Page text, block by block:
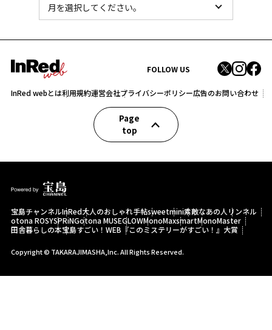
FOLLOW US
InRed webとは利用規約運営会社プライバシーポリシー広告のお問い合わせ
Page
top
宝島チャンネルInRed大人のおしゃれ手帖sweetmini素敵なあの人 リンネル
otona ROSYSPRiNGotona MUSEGLOWMonoMaxsmartMonoMaster
田舎暮らしの本宝島すごい！WEB 『このミステリーがすごい！』大賞
Copyright © TAKARAJIMASHA,Inc. All Rights Reserved.